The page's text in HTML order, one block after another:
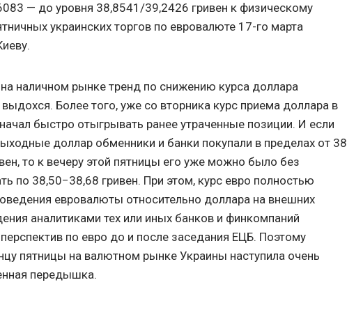
— до уровня 38,8541/39,2426 гривен к физическому
украинских торгов по евровалюте 17-го марта
наличном рынке тренд по снижению курса доллара
выдохся. Более того, уже со вторника курс приема доллара в
начал быстро отыгрывать ранее утраченные позиции. И если
доллар обменники и банки покупали в пределах от 38
то к вечеру этой пятницы его уже можно было без
по 38,50−38,68 гривен. При этом, курс евро полностью
евровалюты относительно доллара на внешних
аналитиками тех или иных банков и финкомпаний
по евро до и после заседания ЕЦБ. Поэтому
пятницы на валютном рынке Украины наступила очень
передышка.